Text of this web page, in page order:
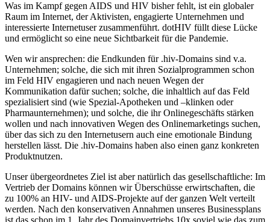
Was im Kampf gegen AIDS und HIV bisher fehlt, ist ein globaler
Raum im Internet, der Aktivisten, engagierte Unternehmen und
interessierte Internetuser zusammenführt. dotHIV füllt diese Lücke
und ermöglicht so eine neue Sichtbarkeit für die Pandemie.
Wen wir ansprechen: die Endkunden für .hiv-Domains sind v.a.
Unternehmen; solche, die sich mit ihren Sozialprogrammen schon
im Feld HIV engagieren und nach neuen Wegen der
Kommunikation dafür suchen; solche, die inhaltlich auf das Feld
spezialisiert sind (wie Spezial-Apotheken und –klinken oder
Pharmaunternehmen); und solche, die ihr Onlinegeschäfts stärken
wollen und nach innovativen Wegen des Onlinemarketings suchen,
über das sich zu den Internetusern auch eine emotionale Bindung
herstellen lässt. Die .hiv-Domains haben also einen ganz konkreten
Produktnutzen.
Unser übergeordnetes Ziel ist aber natürlich das gesellschaftliche: Im
Vertrieb der Domains können wir Überschüsse erwirtschaften, die
zu 100% an HIV- und AIDS-Projekte auf der ganzen Welt verteilt
werden. Nach den konservativen Annahmen unseres Businessplans